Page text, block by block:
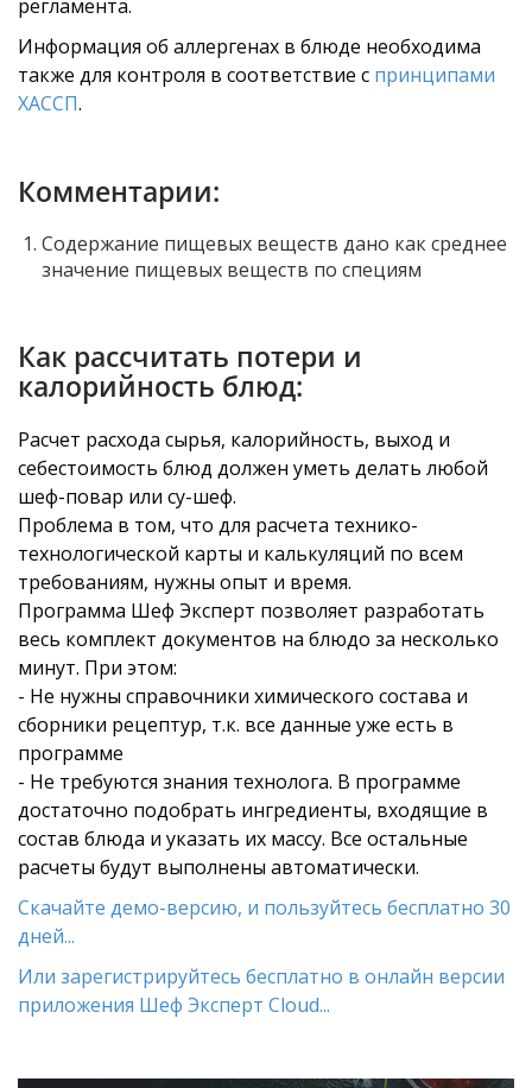
регламента.
Информация об аллергенах в блюде необходима
также для контроля в соответствие с принципами
ХАССП.
Комментарии:
Содержание пищевых веществ дано как среднее
значение пищевых веществ по специям
Как рассчитать потери и
калорийность блюд:
Расчет расхода сырья, калорийность, выход и
себестоимость блюд должен уметь делать любой
шеф-повар или су-шеф.
Проблема в том, что для расчета технико-
технологической карты и калькуляций по всем
требованиям, нужны опыт и время.
Программа Шеф Эксперт позволяет разработать
весь комплект документов на блюдо за несколько
минут. При этом:
- Не нужны справочники химического состава и
сборники рецептур, т.к. все данные уже есть в
программе
- Не требуются знания технолога. В программе
достаточно подобрать ингредиенты, входящие в
состав блюда и указать их массу. Все остальные
расчеты будут выполнены автоматически.
Скачайте демо-версию, и пользуйтесь бесплатно 30
дней...
Или зарегистрируйтесь бесплатно в онлайн версии
приложения Шеф Эксперт Cloud...